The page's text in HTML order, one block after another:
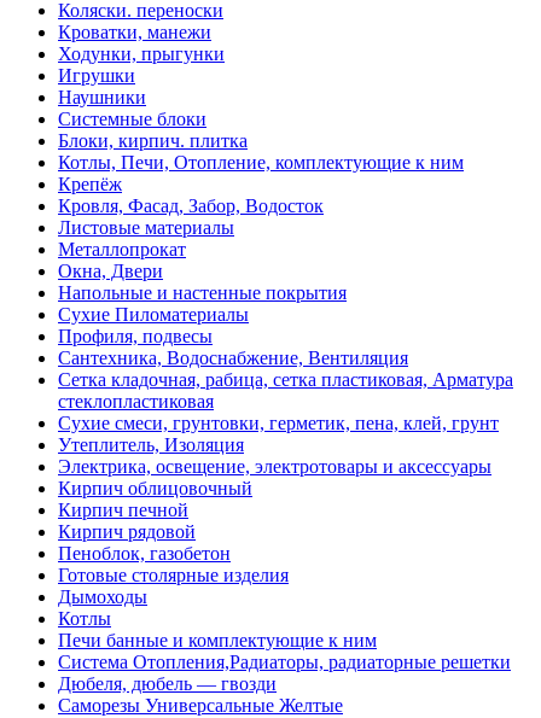
Коляски. переноски
Кроватки, манежи
Ходунки, прыгунки
Игрушки
Наушники
Системные блоки
Блоки, кирпич. плитка
Котлы, Печи, Отопление, комплектующие к ним
Крепёж
Кровля, Фасад, Забор, Водосток
Листовые материалы
Металлопрокат
Окна, Двери
Напольные и настенные покрытия
Сухие Пиломатериалы
Профиля, подвесы
Сантехника, Водоснабжение, Вентиляция
Сетка кладочная, рабица, сетка пластиковая, Арматура
стеклопластиковая
Сухие смеси, грунтовки, герметик, пена, клей, грунт
Утеплитель, Изоляция
Электрика, освещение, электротовары и аксессуары
Кирпич облицовочный
Кирпич печной
Кирпич рядовой
Пеноблок, газобетон
Готовые столярные изделия
Дымоходы
Котлы
Печи банные и комплектующие к ним
Система Отопления,Радиаторы, радиаторные решетки
Дюбеля, дюбель — гвозди
Саморезы Универсальные Желтые